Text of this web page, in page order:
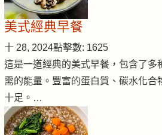
美式經典早餐
十 28, 2024點擊數: 1625
這是一道經典的美式早餐，包含了多
需的能量。豐富的蛋白質、碳水化合
十足。…